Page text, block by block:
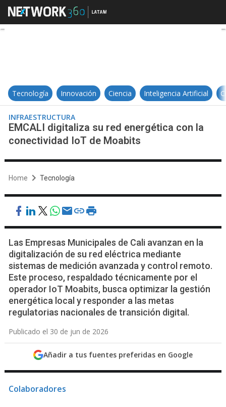
EMCALI digitaliza su red
Tecnología Innovación Ciencia Inteligencia Artificial
INFRAESTRUCTURA
EMCALI digitaliza su red energética con la
conectividad IoT de Moabits
Home Tecnología
Las Empresas Municipales de Cali avanzan en la
digitalización de su red eléctrica mediante
sistemas de medición avanzada y control remoto.
Este proceso, respaldado técnicamente por el
operador IoT Moabits, busca optimizar la gestión
energética local y responder a las metas
regulatorias nacionales de transición digital.
Publicado el 30 de jun de 2026
Añadir a tus fuentes preferidas en Google
Colaboradores